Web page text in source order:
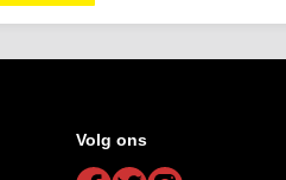
Volg ons